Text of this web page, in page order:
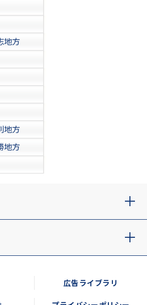
地方
地方
地方
広告ライブラリ